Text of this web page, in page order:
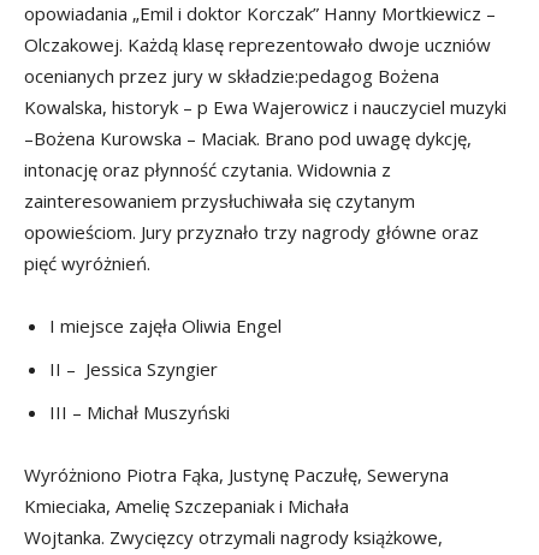
opowiadania „Emil i doktor Korczak” Hanny Mortkiewicz –
Olczakowej. Każdą klasę reprezentowało dwoje uczniów
ocenianych przez jury w składzie:pedagog Bożena
Kowalska, historyk – p Ewa Wajerowicz i nauczyciel muzyki
–Bożena Kurowska – Maciak. Brano pod uwagę dykcję,
intonację oraz płynność czytania. Widownia z
zainteresowaniem przysłuchiwała się czytanym
opowieściom. Jury przyznało trzy nagrody główne oraz
pięć wyróżnień.
I miejsce zajęła Oliwia Engel
II – Jessica Szyngier
III – Michał Muszyński
Wyróżniono Piotra Fąka, Justynę Paczułę, Seweryna
Kmieciaka, Amelię Szczepaniak i Michała
Wojtanka. Zwycięzcy otrzymali nagrody książkowe,